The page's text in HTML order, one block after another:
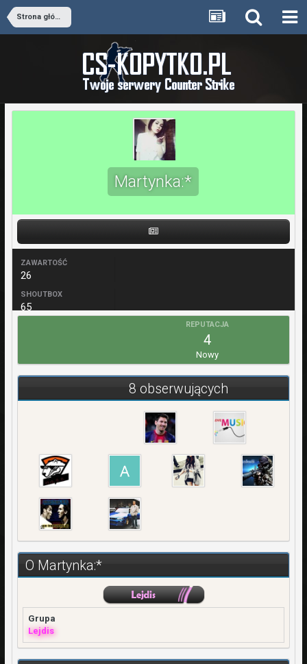
Strona główna
Martynka:*
ZAWARTOŚĆ
26
SHOUTBOX
65
26 Grudzień 2014
REPUTACJA
4
Nowy
8 obserwujących
O Martynka:*
Grupa
Lejdis